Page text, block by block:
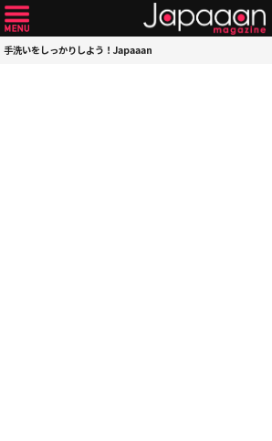
手洗いをしっかりしよう！Japaaan